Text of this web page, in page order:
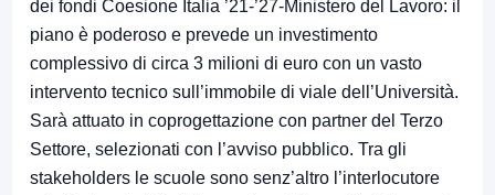
dei fondi Coesione Italia ’21-’27-Ministero del Lavoro: il
piano è poderoso e prevede un investimento
complessivo di circa 3 milioni di euro con un vasto
intervento tecnico sull’immobile di viale dell’Università.
Sarà attuato in coprogettazione con partner del Terzo
Settore, selezionati con l’avviso pubblico. Tra gli
stakeholders le scuole sono senz’altro l’interlocutore